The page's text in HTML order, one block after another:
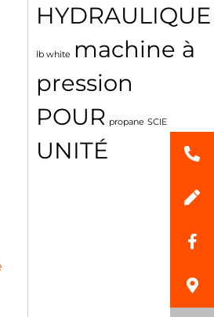
HYDRAULIQUE
lb white machine à
pression
POUR propane SCIE
UNITÉ